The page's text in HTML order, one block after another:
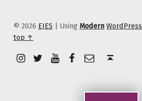
© 2026 EJES | Using Modern WordPress
top ↑